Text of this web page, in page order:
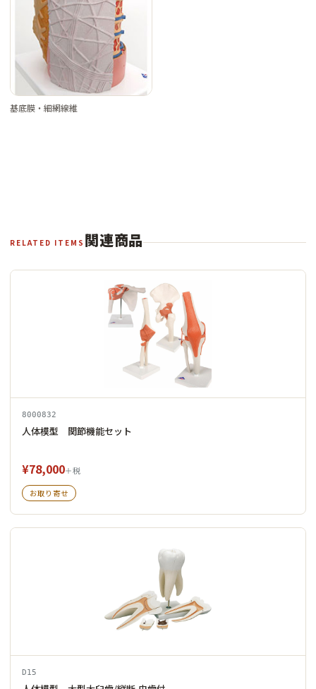
基底膜・細網線維
RELATED ITEMS 関連商品
8000832
人体模型 関節機能セット
¥78,000＋税
お取り寄せ
D15